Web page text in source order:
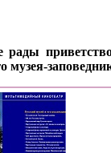
музея-